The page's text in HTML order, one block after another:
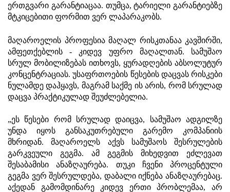
ერთგვარი გარანტიაცაა. თუმცა, ტარიელი გარანტიებზე
მტკიცებითი ფორმით ვერ ლაპარაკობს.
მაღაროელის პროფესია მაღალ რისკთანაა კავშირში,
ამფეთქებლის - კიდევ უფრო მაღალთან. სამუშაო
სრულ მობილიზებას ითხოვს, ყურადღების აბსოლუტურ
კონცენტრაციას. უსაფრთოების წესების დაცვას რისკები
ნულამდე დაჰყავს, მაგრამ საქმე ის არის, რომ სრულად
დაცვა პრაქტიკულად შეუძლებელია.
„ეს წესები რომ სრულად დაიცვა, სამუშაო ადგილზე
უნდა იყოს განსაკუთრებული გარემო კომპანიის
მხრიდან. მაღაროელს აქვს სამუშაოს შესრულების
გარკვეული გეგმა. ამ გეგმის მიხედვით ეძლევათ
შესაბამისი ანაზღაურება. თუკი ჩვენი პროცენტული
გეგმა ვერ შესრულდება, დაბალი იქნება ანაზღაურებაც.
აქედან გამომდინარე კიდევ ერთი პრობლემაა, არ